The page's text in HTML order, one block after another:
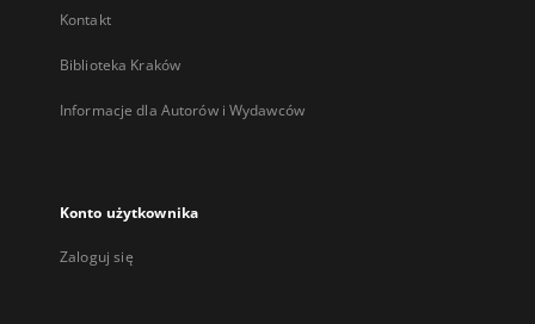
Kontakt
Biblioteka Kraków
Informacje dla Autorów i Wydawców
Konto użytkownika
Zaloguj się